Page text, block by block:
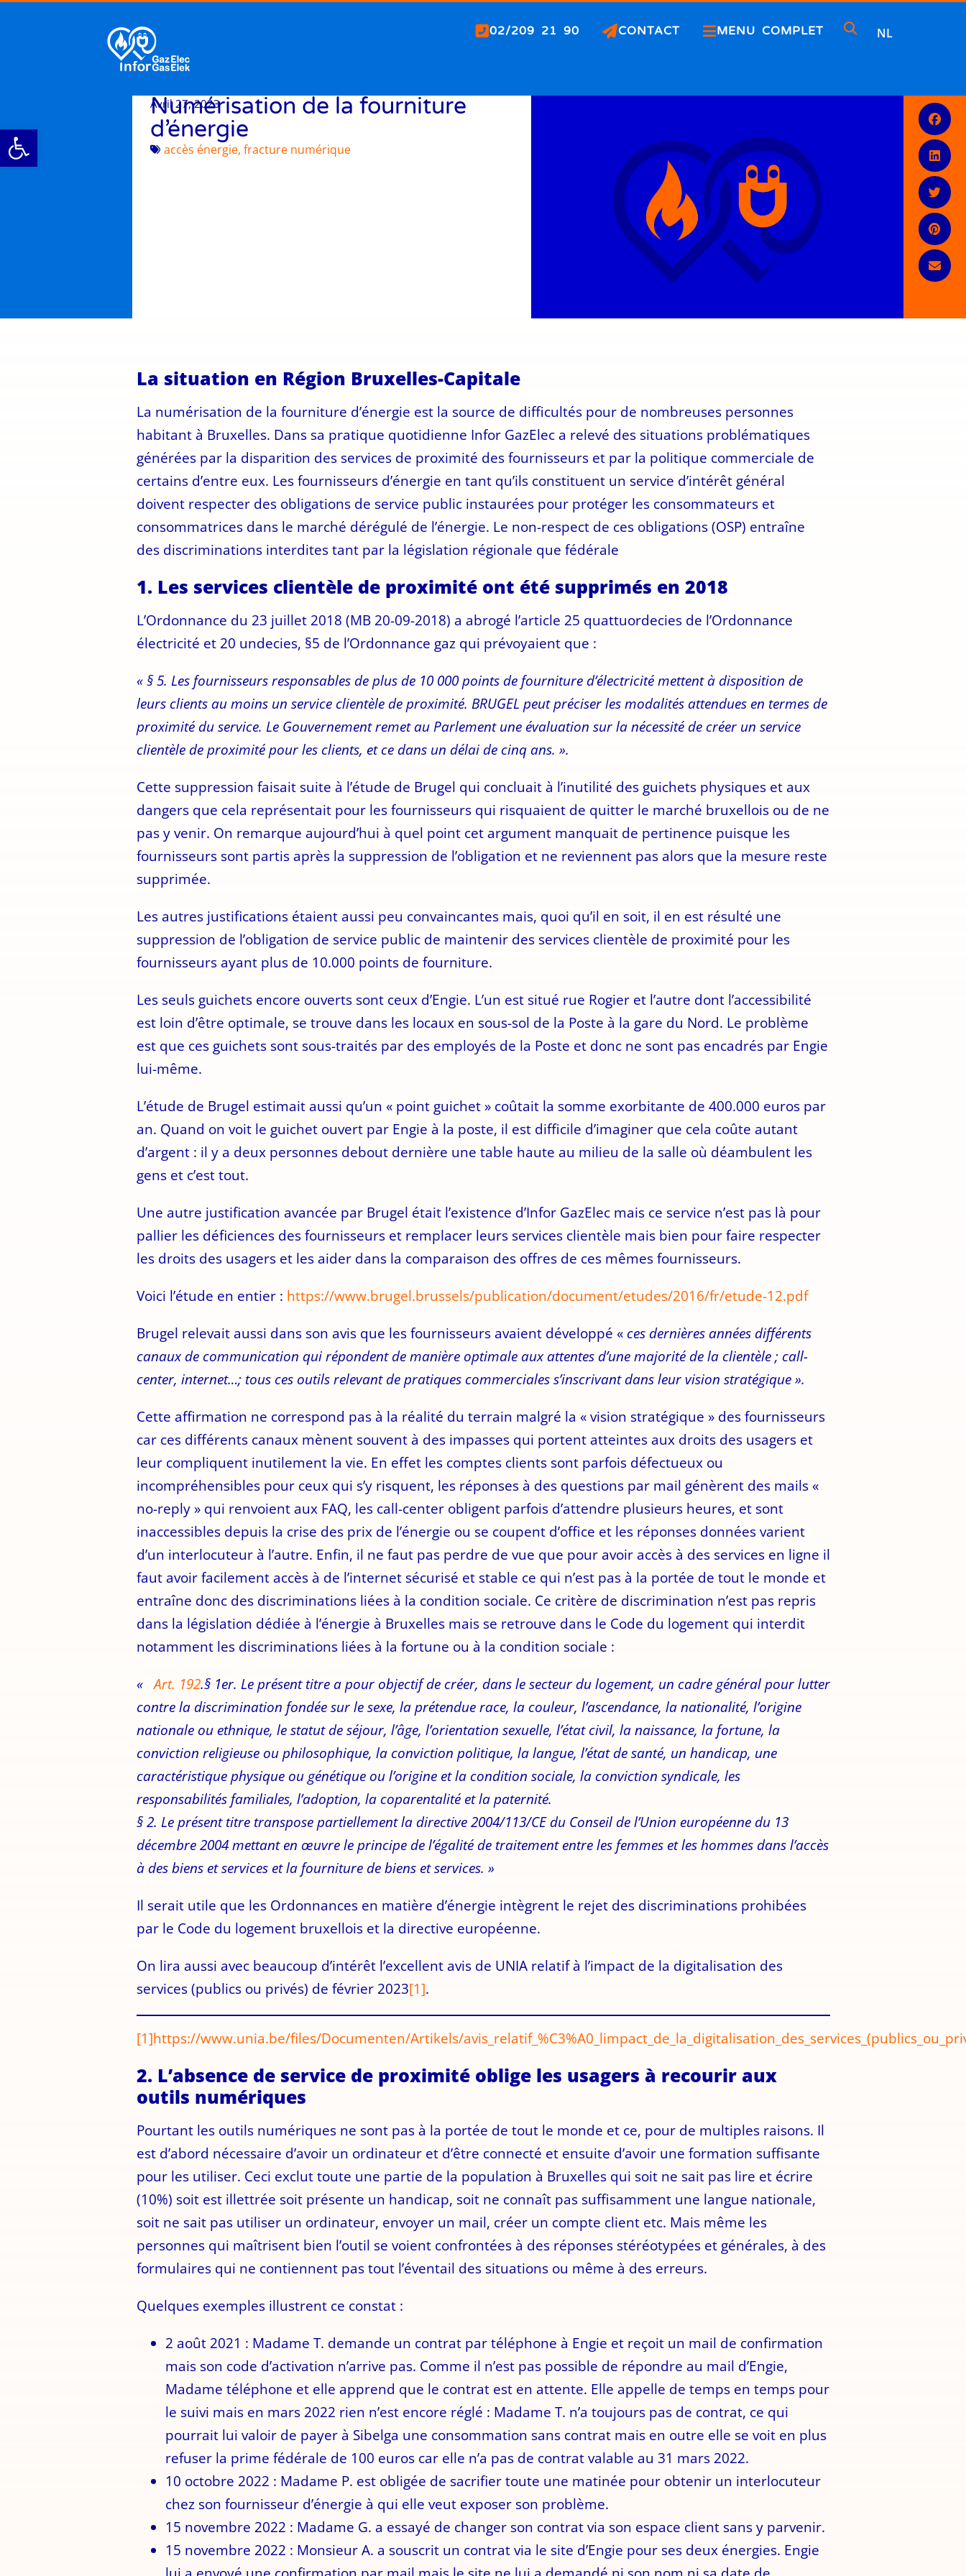
Ouvrir la barre d’outils
02/209 21 90 CONTACT MENU COMPLET NL
Avril 27, 2023
Numérisation de la fourniture
d’énergie
accès énergie,fracture numérique
La situation en Région Bruxelles-Capitale
La numérisation de la fourniture d’énergie est la source de difficultés pour de nombreuses personnes
habitant à Bruxelles. Dans sa pratique quotidienne Infor GazElec a relevé des situations problématiques
générées par la disparition des services de proximité des fournisseurs et par la politique commerciale de
certains d’entre eux. Les fournisseurs d’énergie en tant qu’ils constituent un service d’intérêt général
doivent respecter des obligations de service public instaurées pour protéger les consommateurs et
consommatrices dans le marché dérégulé de l’énergie. Le non-respect de ces obligations (OSP) entraîne
des discriminations interdites tant par la législation régionale que fédérale
1. Les services clientèle de proximité ont été supprimés en 2018
L’Ordonnance du 23 juillet 2018 (MB 20-09-2018) a abrogé l’article 25 quattuordecies de l’Ordonnance
électricité et 20 undecies, §5 de l’Ordonnance gaz qui prévoyaient que :
« § 5. Les fournisseurs responsables de plus de 10 000 points de fourniture d’électricité mettent à disposition de
leurs clients au moins un service clientèle de proximité. BRUGEL peut préciser les modalités attendues en termes de
proximité du service. Le Gouvernement remet au Parlement une évaluation sur la nécessité de créer un service
clientèle de proximité pour les clients, et ce dans un délai de cinq ans. ».
Cette suppression faisait suite à l’étude de Brugel qui concluait à l’inutilité des guichets physiques et aux
dangers que cela représentait pour les fournisseurs qui risquaient de quitter le marché bruxellois ou de ne
pas y venir. On remarque aujourd’hui à quel point cet argument manquait de pertinence puisque les
fournisseurs sont partis après la suppression de l’obligation et ne reviennent pas alors que la mesure reste
supprimée.
Les autres justifications étaient aussi peu convaincantes mais, quoi qu’il en soit, il en est résulté une
suppression de l’obligation de service public de maintenir des services clientèle de proximité pour les
fournisseurs ayant plus de 10.000 points de fourniture.
Les seuls guichets encore ouverts sont ceux d’Engie. L’un est situé rue Rogier et l’autre dont l’accessibilité
est loin d’être optimale, se trouve dans les locaux en sous-sol de la Poste à la gare du Nord. Le problème
est que ces guichets sont sous-traités par des employés de la Poste et donc ne sont pas encadrés par Engie
lui-même.
L’étude de Brugel estimait aussi qu’un « point guichet » coûtait la somme exorbitante de 400.000 euros par
an. Quand on voit le guichet ouvert par Engie à la poste, il est difficile d’imaginer que cela coûte autant
d’argent : il y a deux personnes debout dernière une table haute au milieu de la salle où déambulent les
gens et c’est tout.
Une autre justification avancée par Brugel était l’existence d’Infor GazElec mais ce service n’est pas là pour
pallier les déficiences des fournisseurs et remplacer leurs services clientèle mais bien pour faire respecter
les droits des usagers et les aider dans la comparaison des offres de ces mêmes fournisseurs.
Voici l’étude en entier : https://www.brugel.brussels/publication/document/etudes/2016/fr/etude-12.pdf
Brugel relevait aussi dans son avis que les fournisseurs avaient développé « ces dernières années différents
canaux de communication qui répondent de manière optimale aux attentes d’une majorité de la clientèle ; call-
center, internet…; tous ces outils relevant de pratiques commerciales s’inscrivant dans leur vision stratégique ».
Cette affirmation ne correspond pas à la réalité du terrain malgré la « vision stratégique » des fournisseurs
car ces différents canaux mènent souvent à des impasses qui portent atteintes aux droits des usagers et
leur compliquent inutilement la vie. En effet les comptes clients sont parfois défectueux ou
incompréhensibles pour ceux qui s’y risquent, les réponses à des questions par mail génèrent des mails «
no-reply » qui renvoient aux FAQ, les call-center obligent parfois d’attendre plusieurs heures, et sont
inaccessibles depuis la crise des prix de l’énergie ou se coupent d’office et les réponses données varient
d’un interlocuteur à l’autre. Enfin, il ne faut pas perdre de vue que pour avoir accès à des services en ligne il
faut avoir facilement accès à de l’internet sécurisé et stable ce qui n’est pas à la portée de tout le monde et
entraîne donc des discriminations liées à la condition sociale. Ce critère de discrimination n’est pas repris
dans la législation dédiée à l’énergie à Bruxelles mais se retrouve dans le Code du logement qui interdit
notamment les discriminations liées à la fortune ou à la condition sociale :
«Art. 192.§ 1er. Le présent titre a pour objectif de créer, dans le secteur du logement, un cadre général pour lutter
contre la discrimination fondée sur le sexe, la prétendue race, la couleur, l’ascendance, la nationalité, l’origine
nationale ou ethnique, le statut de séjour, l’âge, l’orientation sexuelle, l’état civil, la naissance, la fortune, la
conviction religieuse ou philosophique, la conviction politique, la langue, l’état de santé, un handicap, une
caractéristique physique ou génétique ou l’origine et la condition sociale, la conviction syndicale, les
responsabilités familiales, l’adoption, la coparentalité et la paternité.
§ 2. Le présent titre transpose partiellement la directive 2004/113/CE du Conseil de l’Union européenne du 13
décembre 2004 mettant en œuvre le principe de l’égalité de traitement entre les femmes et les hommes dans l’accès
à des biens et services et la fourniture de biens et services. »
Il serait utile que les Ordonnances en matière d’énergie intègrent le rejet des discriminations prohibées
par le Code du logement bruxellois et la directive européenne.
On lira aussi avec beaucoup d’intérêt l’excellent avis de UNIA relatif à l’impact de la digitalisation des
services (publics ou privés) de février 2023[1].
[1]https://www.unia.be/files/Documenten/Artikels/
2. L’absence de service de proximité oblige les usagers à recourir aux
outils numériques
Pourtant les outils numériques ne sont pas à la portée de tout le monde et ce, pour de multiples raisons. Il
est d’abord nécessaire d’avoir un ordinateur et d’être connecté et ensuite d’avoir une formation suffisante
pour les utiliser. Ceci exclut toute une partie de la population à Bruxelles qui soit ne sait pas lire et écrire
(10%) soit est illettrée soit présente un handicap, soit ne connaît pas suffisamment une langue nationale,
soit ne sait pas utiliser un ordinateur, envoyer un mail, créer un compte client etc. Mais même les
personnes qui maîtrisent bien l’outil se voient confrontées à des réponses stéréotypées et générales, à des
formulaires qui ne contiennent pas tout l’éventail des situations ou même à des erreurs.
Quelques exemples illustrent ce constat :
2 août 2021 : Madame T. demande un contrat par téléphone à Engie et reçoit un mail de confirmation
mais son code d’activation n’arrive pas. Comme il n’est pas possible de répondre au mail d’Engie,
Madame téléphone et elle apprend que le contrat est en attente. Elle appelle de temps en temps pour
le suivi mais en mars 2022 rien n’est encore réglé : Madame T. n’a toujours pas de contrat, ce qui
pourrait lui valoir de payer à Sibelga une consommation sans contrat mais en outre elle se voit en plus
refuser la prime fédérale de 100 euros car elle n’a pas de contrat valable au 31 mars 2022.
10 octobre 2022 : Madame P. est obligée de sacrifier toute une matinée pour obtenir un interlocuteur
chez son fournisseur d’énergie à qui elle veut exposer son problème.
15 novembre 2022 : Madame G. a essayé de changer son contrat via son espace client sans y parvenir.
15 novembre 2022 : Monsieur A. a souscrit un contrat via le site d’Engie pour ses deux énergies. Engie